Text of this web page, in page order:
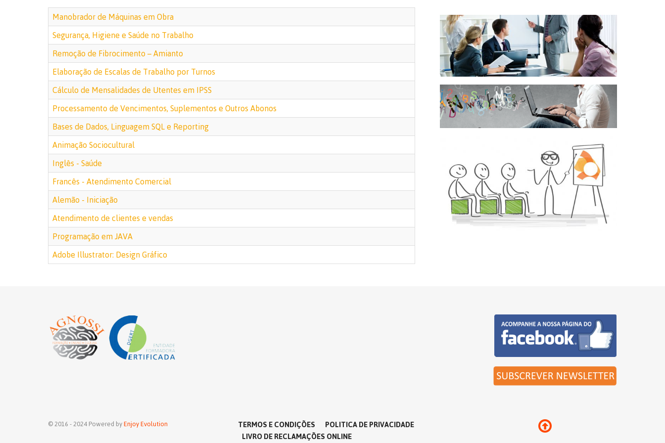
Manobrador de Máquinas em Obra
Segurança, Higiene e Saúde no Trabalho
Remoção de Fibrocimento – Amianto
Elaboração de Escalas de Trabalho por Turnos
Cálculo de Mensalidades de Utentes em IPSS
Processamento de Vencimentos, Suplementos e Outros Abonos
Bases de Dados, Linguagem SQL e Reporting
Animação Sociocultural
Inglês - Saúde
Francês - Atendimento Comercial
Alemão - Iniciação
Atendimento de clientes e vendas
Programação em JAVA
Adobe Illustrator: Design Gráfico
© 2016 - 2024 Powered byEnjoy Evolution TERMOS E CONDIÇÕES
POLITICA DE PRIVACIDADE
LIVRO DE RECLAMAÇÕES ONLINE